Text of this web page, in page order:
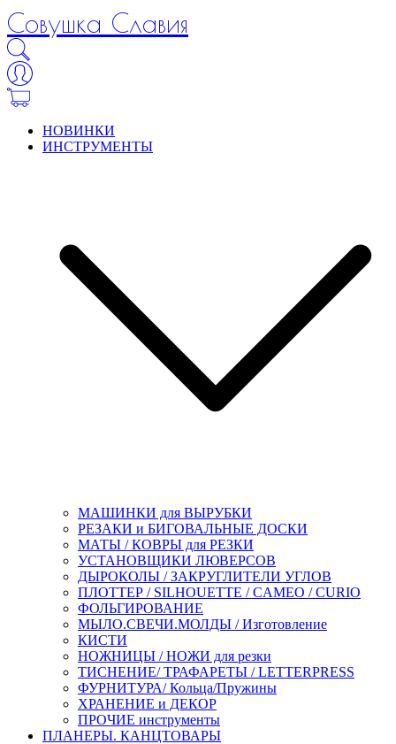
Совушка Славия
НОВИНКИ
ИНСТРУМЕНТЫ
МАШИНКИ для ВЫРУБКИ
РЕЗАКИ и БИГОВАЛЬНЫЕ ДОСКИ
МАТЫ / КОВРЫ для РЕЗКИ
УСТАНОВЩИКИ ЛЮВЕРСОВ
ДЫРОКОЛЫ / ЗАКРУГЛИТЕЛИ УГЛОВ
ПЛОТТЕР / SILHOUETTE / CAMEO / CURIO
ФОЛЬГИРОВАНИЕ
МЫЛО.СВЕЧИ.МОЛДЫ / Изготовление
КИСТИ
НОЖНИЦЫ / НОЖИ для резки
ТИСНЕНИЕ/ ТРАФАРЕТЫ / LETTERPRESS
ФУРНИТУРА/ Кольца/Пружины
ХРАНЕНИЕ и ДЕКОР
ПРОЧИЕ инструменты
ПЛАНЕРЫ. КАНЦТОВАРЫ